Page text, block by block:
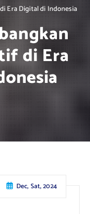
Era Digital di Indonesia
di Era
Dec, Sat, 2024